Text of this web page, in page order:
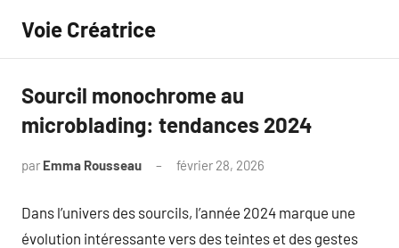
contenu
Voie Créatrice
Sourcil monochrome au
microblading: tendances 2024
par Emma Rousseau février 28, 2026
Dans l’univers des sourcils, l’année 2024 marque une
évolution intéressante vers des teintes et des gestes